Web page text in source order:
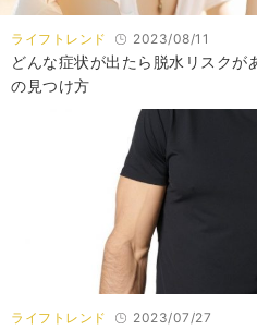
ライフトレンド 2023/08/11
どんな症状が出たら脱水リスク
の見つけ方
ライフトレンド 2023/07/27